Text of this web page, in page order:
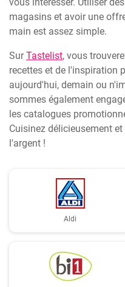
magasins et avoir une
main est assez simple.
SurTastelist, vous
recettes et de l'inspiration
aujourd'hui, demain ou
sommes également
les catalogues
Cuisinez délicieusement
l'argent !
Aldi